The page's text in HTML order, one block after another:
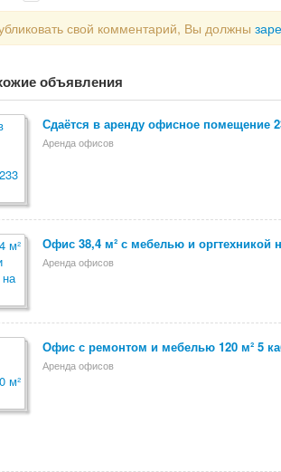
свой комментарий, Вы должны
объявления
Сдаётся в аренду офисное помещение
Аренда офисов
Офис 38,4 м² с мебелью и оргтехникой
Аренда офисов
Офис с ремонтом и мебелью 120 м² 5
Аренда офисов